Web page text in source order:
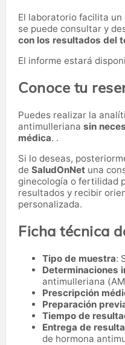
El laboratorio facilita un
se puede consultar y
con los resultados del
El informe estará
Conoce tu
Puedes realizar la
antimulleriana sin
médica. .
Si lo deseas,
de SaludOnNet una
ginecología o fertilidad
resultados y recibir
personalizada.
Ficha técnica
Tipo de muestra:
Determinaciones
antimulleriana
Prescripción
Preparación
Tiempo de
Entrega de
de hormona